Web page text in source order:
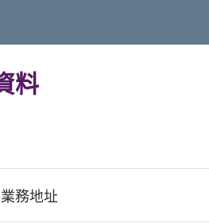
料
務地址